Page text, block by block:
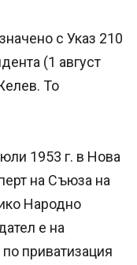
с Указ 210
(1 август
То
1953 г. в Нова
на Съюза на
Народно
е на
приватизация